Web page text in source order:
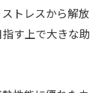
トレスから解放
す上で大きな助